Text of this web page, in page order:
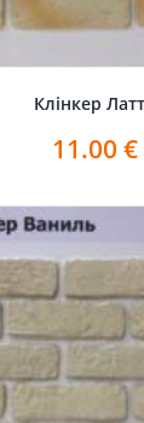
Клінкер
11.00 €